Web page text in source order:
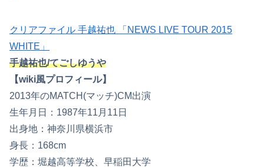
クリアファイル 手越祐也 「NEWS LIVE TOUR 2015
WHITE」
手越祐也/てごしゆうや
【wiki風プロフィール】
2013年のMATCH(マッチ)CM出演
生年月日：1987年11月11日
出身地：神奈川県横浜市
身長：168cm
学歴：堀越高等学校、早稲田大学